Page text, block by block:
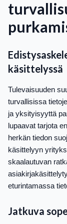
käsittelyssä
Tulevaisuuden
turvallisissa
ja yksityisyyttä
lupaavat tarjota
herkän tiedon
käsittelyyn
skaalautuvan
eturintamassa
Jatkuva